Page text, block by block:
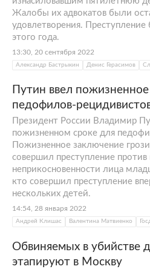
Жалобы их адвокатов были
удовлетворения.
этого года.
13:30, 20 сентября 2022
Александр Бастрыкин Денис Герасимов
Путин ввел
педофилов-
Президент России Владимир
пожизненном сроке для
Пожизненное заключение
совершил преступление против
неприкосновенности лица
кто совершил преступление
нескольких детей.
14:54, 28 января 2022
Андрей Клишас Валентина Матвиенко
Обвиняемых в убийстве
этапируют в Москву